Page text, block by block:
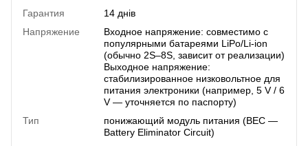
Гарантия
14 днів
Напряжение
Входное напряжение: совместимо с
популярными батареями LiPo/Li-ion
(обычно 2S–8S, зависит от реализации)
Выходное напряжение:
стабилизированное низковольтное для
питания электроники (например, 5 V / 6
V — уточняется по паспорту)
Тип
понижающий модуль питания (BEC —
Battery Eliminator Circuit)